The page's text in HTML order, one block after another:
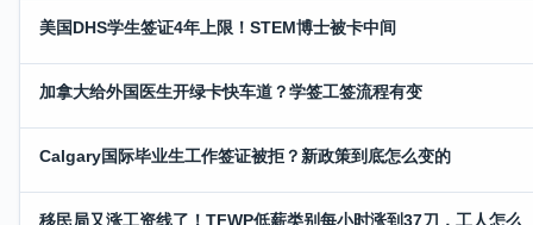
美国DHS学生签证4年上限！STEM博士被卡中间
加拿大给外国医生开绿卡快车道？学签工签流程有变
Calgary国际毕业生工作签证被拒？新政策到底怎么变的
移民局又涨工资线了！TFWP低薪类别每小时涨到37刀，工人怎么